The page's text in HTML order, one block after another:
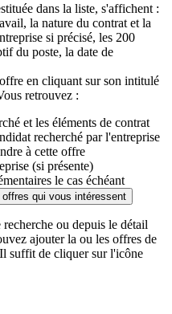
dans la liste, s'affichent :
la nature du contrat et la
si précisé, les 200
du poste, la date de
en cliquant sur son intitulé
retrouvez :
et les éléments de contrat
recherché par l'entreprise
à cette offre
(si présente)
le cas échéant
qui vous intéressent
ou depuis le détail
ajouter la ou les offres de
suffit de cliquer sur l'icône